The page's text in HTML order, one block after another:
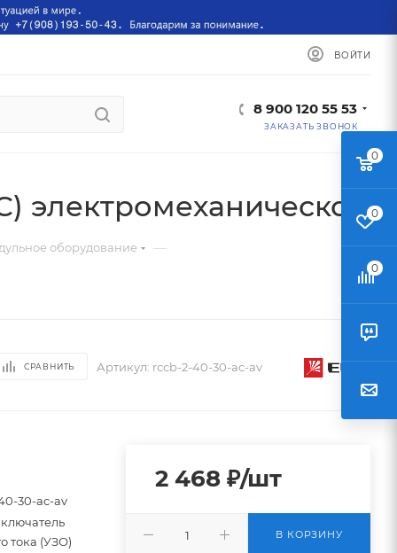
ВОЙТИ
8 900 120 55 53
ЗАКАЗАТЬ ЗВОНОК
электромеханическое
оборудование —
СРАВНИТЬ Артикул: rccb-2-40-30-ac-av
30-ac-av
тока (УЗО)
2 468 ₽/шт
В КОРЗИНУ
0
0
0